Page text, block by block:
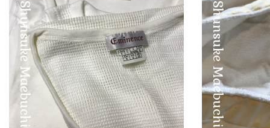
Shunsuke Maebuchi Shunsuke Maebuchi